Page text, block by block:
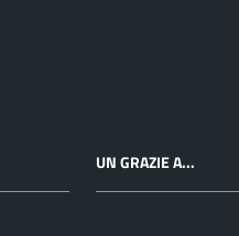
UN GRAZIE A...